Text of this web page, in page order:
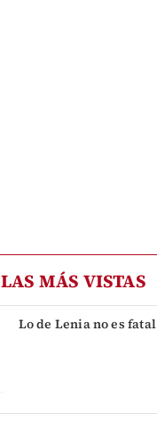
LAS MÁS VISTAS
Lo de Lenia no es fatal